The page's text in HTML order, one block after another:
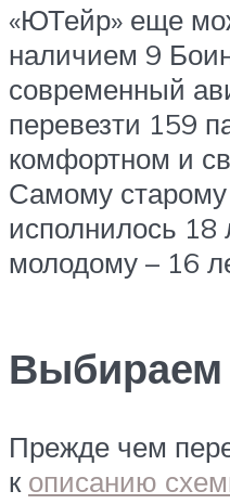
«ЮТейр» еще
наличием 9
современный
перевезти 159
комфортном и
Самому
исполнилось 18
молодому – 16
Выбираем
Прежде чем
к описанию